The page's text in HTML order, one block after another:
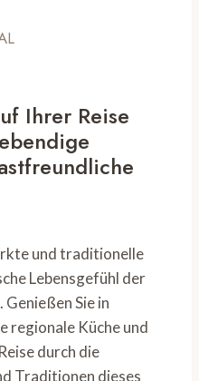
Ihrer Reise
und traditionelle
Lebensgefühl der
Sie in
regionale Küche und
durch die
Traditionen dieses